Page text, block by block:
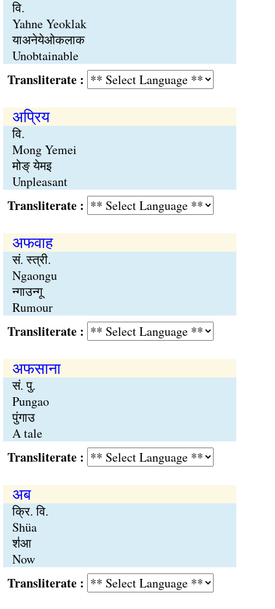
वि.
Yahne Yeoklak
याअनेयेओकलाक
Unobtainable
:
अप्रिय
वि.
Mong Yemei
मोङ् येमइ
Unpleasant
:
अफवाह
सं. स्त्री.
Ngaongu
न्गाउन्गू
Rumour
:
अफसाना
सं. पु.
Pungao
पुंगाउ
A tale
:
अब
क्रि. वि.
Shüa
श॑आ
Now
: